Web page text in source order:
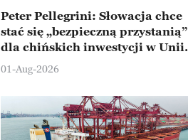
Peter Pellegrini: Słowacja chce
stać się „bezpieczną przystanią”
dla chińskich inwestycji w Unii
Europejskiej
01-Aug-2026